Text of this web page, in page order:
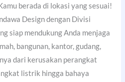
berada di lokasi yang sesuai!
Design dengan Divisi
siap mendukung Anda menjaga
bangunan, kantor, gudang,
dari kerusakan perangkat
listrik hingga bahaya